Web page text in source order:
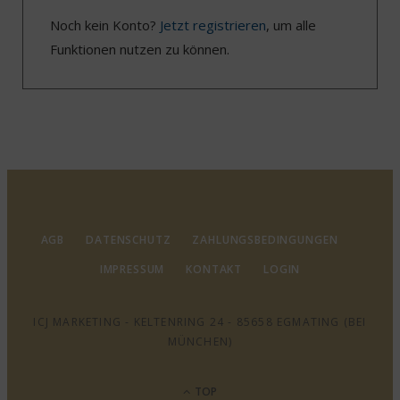
Noch kein Konto? Jetzt registrieren, um alle
Funktionen nutzen zu können.
AGB DATENSCHUTZ
ZAHLUNGSBEDINGUNGEN
IMPRESSUM
KONTAKT LOGIN
ICJ MARKETING - KELTENRING 24 - 85658 EGMATING (BEI
MÜNCHEN)
TOP